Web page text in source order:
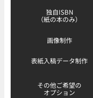
独自ISBN
（紙の本のみ）
画像制作
表紙入稿データ制作
その他ご希望の
オプション